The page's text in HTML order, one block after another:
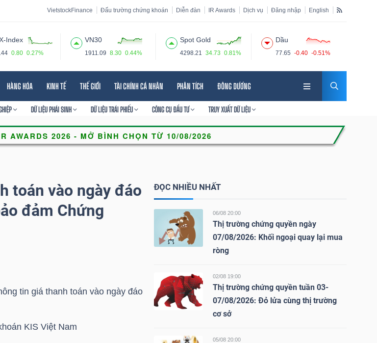
VietstockFinance Đấu trường chứng khoán Diễn đàn IR Awards Dịch vụ Đăng nhập English
Index
0.80 0.27%
VN30
1911.09 8.30 0.44%
Spot Gold
4298.21 34.73 0.81%
Dầu
77.65 -0.40 -0.51%
HÀNG HÓA KINH TẾ THẾ GIỚI TÀI CHÍNH CÁ NHÂN PHÂN TÍCH ĐÔNG DƯƠNG
DỮ LIỆU PHÁI SINH DỮ LIỆU TRÁI PHIẾU CÔNG CỤ ĐẦU TƯ TRUY XUẤT DỮ LIỆU
toán vào ngày đáo
đảm Chứng
tin giá thanh toán vào ngày đáo
KIS Việt Nam
ĐỌC NHIỀU NHẤT
06/08 20:00
Thị trường chứng quyền ngày
07/08/2026: Khối ngoại quay lại mua
ròng
02/08 19:00
Thị trường chứng quyền tuần 03-
07/08/2026: Đỏ lửa cùng thị trường
cơ sở
05/08 20:00